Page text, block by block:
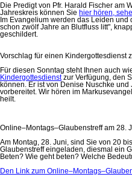
Die Predigt von Pfr. Harald Fischer am
Jahreskreis können Sie hier hören,
Im Evangelium werden das Leiden
schon zwölf Jahre an Blutfluss litt",
geschildert.
Vorschlag für einen Kindergottesdienst
Für diesen Sonntag steht Ihnen auch
Kindergottesdienstzur Verfügung, den
können. Er ist von Denise Nuschke
vorbereitet. Wir hören im
heilt.
Online–Montags–Glaubenstreff am 28.
Am Montag, 28. Juni, sind Sie von 20
Glaubenstreff eingeladen, diesmal ein
Beten? Wie geht beten? Welche
Den Link zum